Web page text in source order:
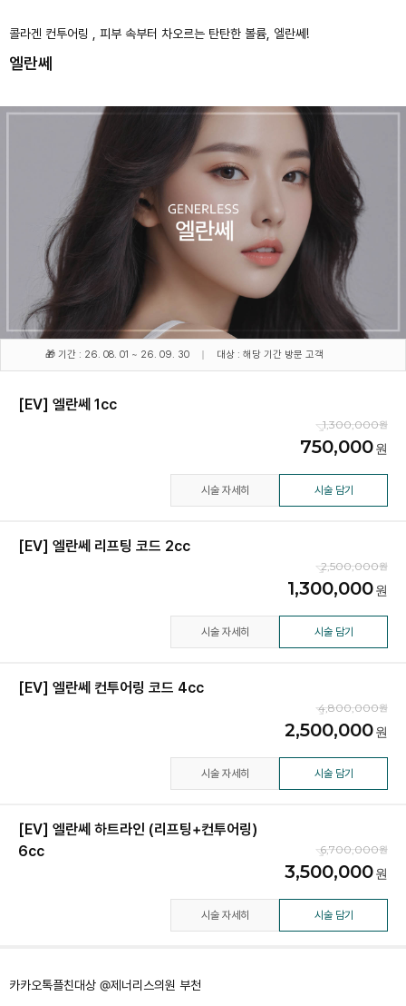
콜라겐 컨투어링 , 피부 속부터 차오르는 탄탄한 볼륨, 엘란쎄!
엘란쎄
🎁 기간 : 26. 08. 01 ~ 26. 09. 30 대상 : 해당 기간 방문 고객
[EV] 엘란쎄 1cc
1,300,000
750,000
시술 자세히 시술 담기
[EV] 엘란쎄 리프팅 코드 2cc
2,500,000
1,300,000
시술 자세히 시술 담기
[EV] 엘란쎄 컨투어링 코드 4cc
4,800,000
2,500,000
시술 자세히 시술 담기
[EV] 엘란쎄 하트라인 (리프팅+컨투어링)
6cc
6,700,000
3,500,000
시술 자세히 시술 담기
카카오톡플친대상 @제너리스의원 부천